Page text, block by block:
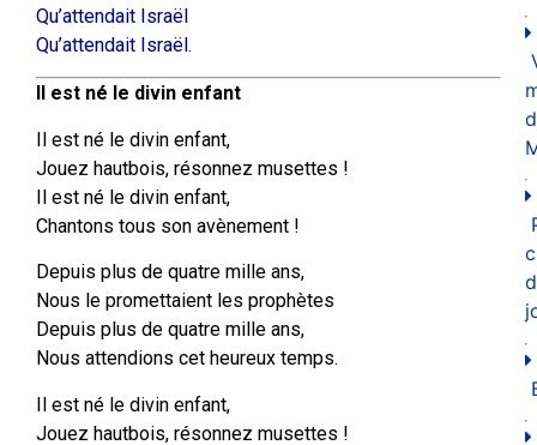
Qu’attendait Israël
Qu’attendait Israël.
Il est né le divin enfant
Il est né le divin enfant,
Jouez hautbois, résonnez musettes !
Il est né le divin enfant,
Chantons tous son avènement !
Depuis plus de quatre mille ans,
Nous le promettaient les prophètes
Depuis plus de quatre mille ans,
Nous attendions cet heureux temps.
Il est né le divin enfant,
Jouez hautbois, résonnez musettes !